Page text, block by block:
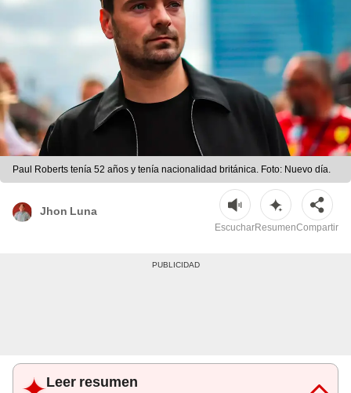
Paul Roberts tenía 52 años y tenía nacionalidad británica. Foto: Nuevo día.
Jhon Luna
EscucharResumenCompartir
Leer resumen